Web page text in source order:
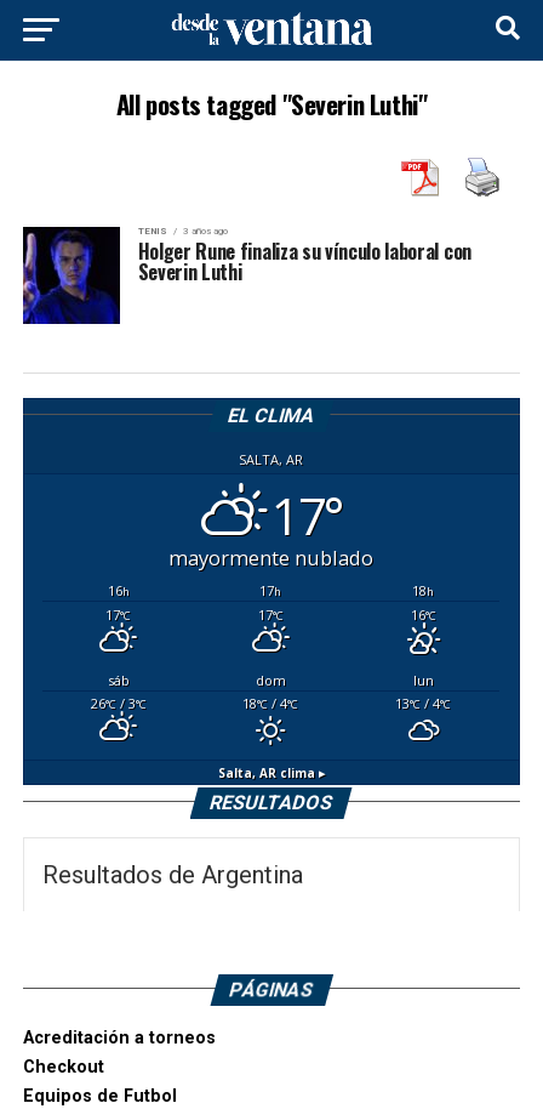
All posts tagged "Severin Luthi"
TENIS 3 años ago
Holger Rune finaliza su vínculo laboral con
Severin Luthi
EL CLIMA
SALTA, AR
17°
mayormente nublado
16h 17h 18h
17°C 17°C 16°C
sáb dom
lun
26°C/ 3°C 18°C / 4°C 13°C / 4°C
Salta, ARclima ▸
RESULTADOS
Resultados de Argentina
PÁGINAS
Acreditación a torneos
Checkout
Equipos de Futbol